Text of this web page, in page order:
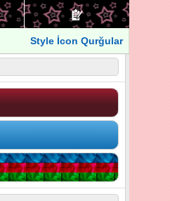
Style İcon Qurğular